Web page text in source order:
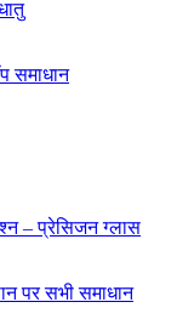
समाधान
– प्रेसिजन ग्लास
पर सभी समाधान